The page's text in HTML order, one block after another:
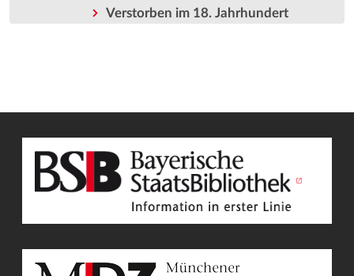
Verstorben im 18. Jahrhundert